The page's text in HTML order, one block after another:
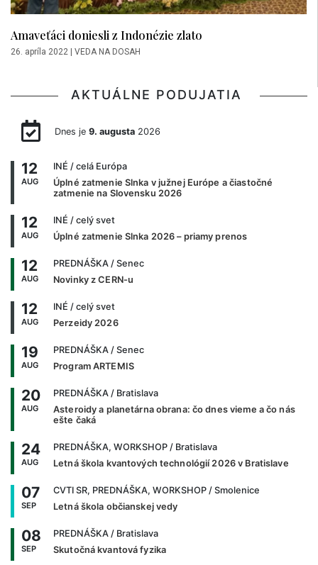
Amaveťáci doniesli z Indonézie zlato
26. apríla 2022 VEDA NA DOSAH
AKTUÁLNE PODUJATIA
Dnes je 9. augusta2026
12
AUG
INÉ / celá Európa
Úplné zatmenie Slnka v južnej Európe a čiastočné
zatmenie na Slovensku 2026
12
AUG
INÉ / celý svet
Úplné zatmenie Slnka 2026 – priamy prenos
12
AUG
PREDNÁŠKA / Senec
Novinky z CERN-u
12
AUG
INÉ / celý svet
Perzeidy 2026
19
AUG
PREDNÁŠKA / Senec
Program ARTEMIS
20
AUG
PREDNÁŠKA / Bratislava
Asteroidy a planetárna obrana: čo dnes vieme a čo nás
ešte čaká
24
AUG
PREDNÁŠKA, WORKSHOP / Bratislava
Letná škola kvantových technológií 2026 v Bratislave
07
SEP
CVTI SR, PREDNÁŠKA, WORKSHOP / Smolenice
Letná škola občianskej vedy
08
SEP
PREDNÁŠKA / Bratislava
Skutočná kvantová fyzika